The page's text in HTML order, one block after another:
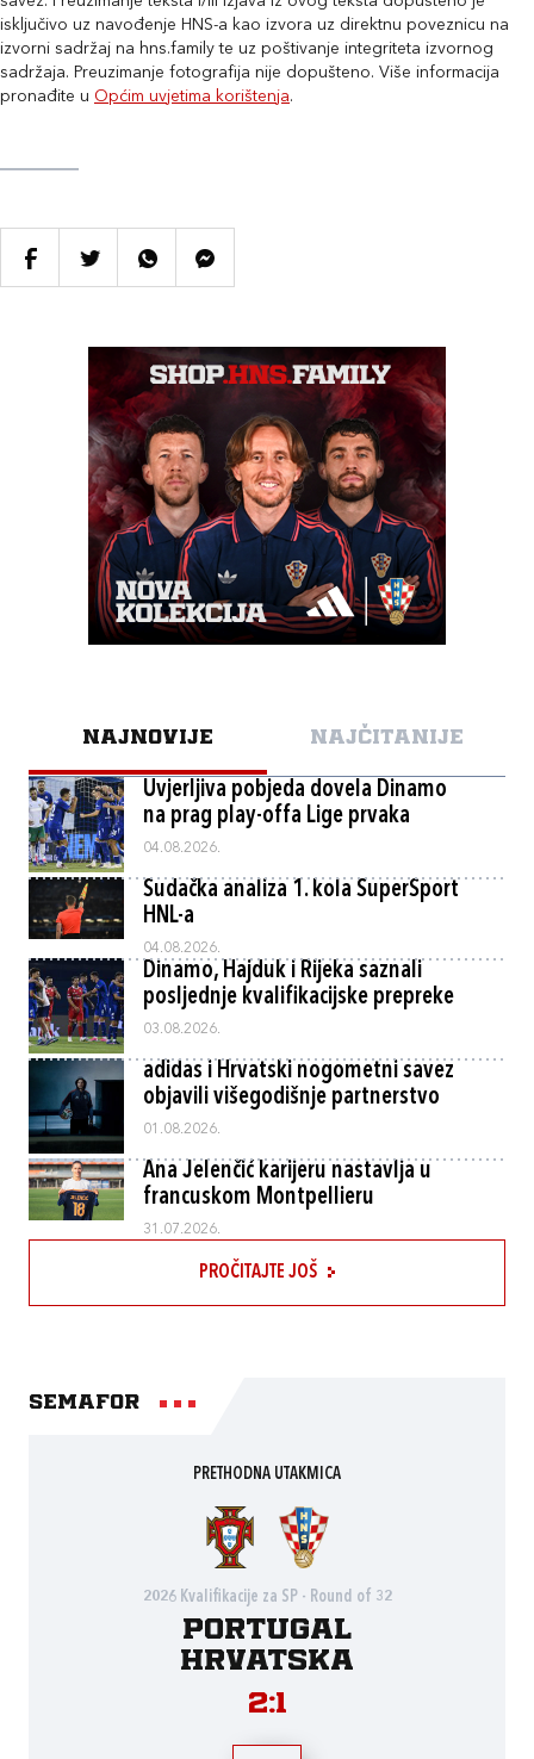
isključivo uz navođenje HNS-a kao izvora uz direktnu poveznicu na
izvorni sadržaj na hns.family te uz poštivanje integriteta izvornog
sadržaja. Preuzimanje fotografija nije dopušteno. Više informacija
pronađite u Općim uvjetima korištenja.
NAJNOVIJE NAJČITANIJE
Uvjerljiva pobjeda dovela Dinamo
na prag play-offa Lige prvaka
04.08.2026.
Sudačka analiza 1. kola SuperSport
HNL-a
04.08.2026.
Dinamo, Hajduk i Rijeka saznali
posljednje kvalifikacijske prepreke
03.08.2026.
adidas i Hrvatski nogometni savez
objavili višegodišnje partnerstvo
01.08.2026.
Ana Jelenčić karijeru nastavlja u
francuskom Montpellieru
31.07.2026.
PROČITAJTE JOŠ
Semafor
PRETHODNA UTAKMICA
2026 Kvalifikacije za SP - Round of 32
Portugal
Hrvatska
2:1